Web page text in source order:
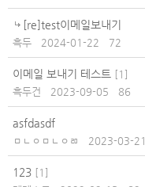
[re]test이메일보내기
흑두 2024-01-22 72
이메일 보내기 테스트 [ 1 ]
흑두건
2023-09-05 86
asfdasdf
ㅁㄴㅇㅁㄴㅇㄻ 2023-03-21
123 [ 1 ]